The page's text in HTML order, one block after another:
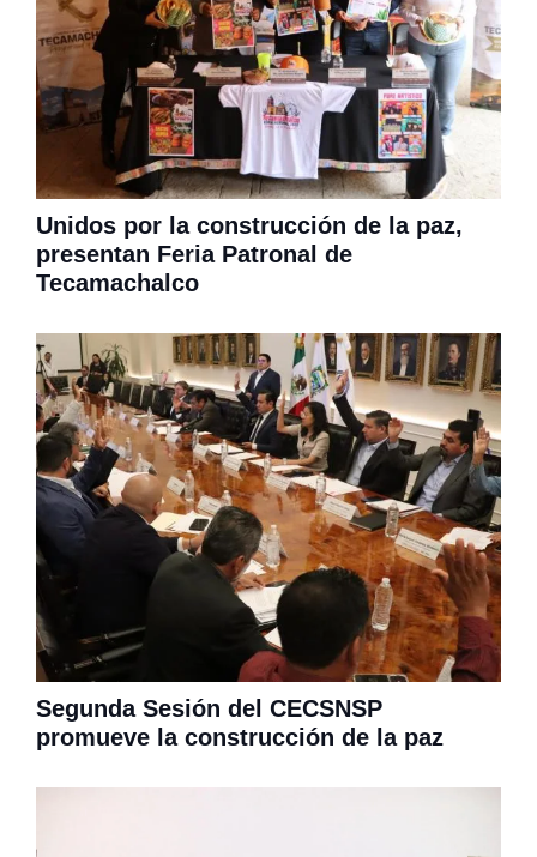
Unidos por la construcción de la paz,
presentan Feria Patronal de
Tecamachalco
Segunda Sesión del CECSNSP
promueve la construcción de la paz